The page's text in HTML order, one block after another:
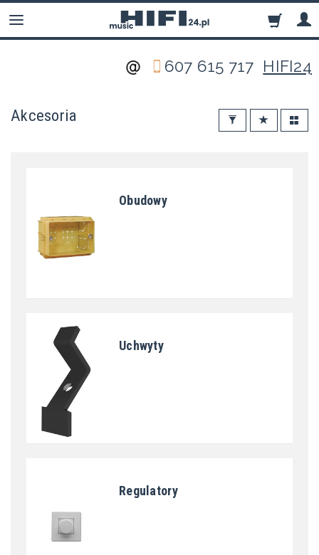
607 615 717 HIFI24
Akcesoria
Obudowy
Uchwyty
Regulatory